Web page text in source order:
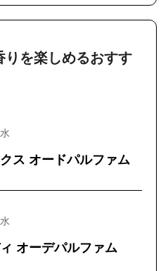
りを楽しめるおすす
ス オードパルファム
オーデパルファム